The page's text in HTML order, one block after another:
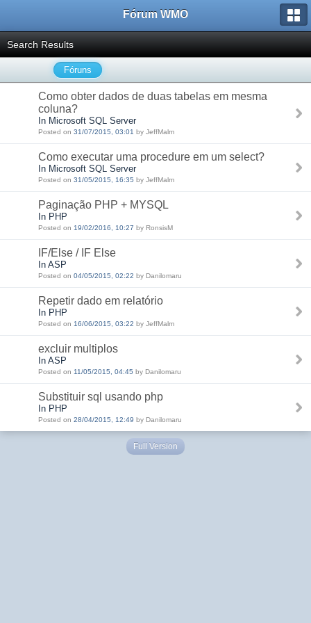
Fórum WMO
Search Results
Fóruns
Como obter dados de duas tabelas em mesma
coluna?
In Microsoft SQL Server
Posted on 31/07/2015, 03:01 by JeffMalm
Como executar uma procedure em um select?
In Microsoft SQL Server
Posted on 31/05/2015, 16:35 by JeffMalm
Paginação PHP + MYSQL
In PHP
Posted on 19/02/2016, 10:27 by RonsisM
IF/Else / IF Else
In ASP
Posted on 04/05/2015, 02:22 by Danilomaru
Repetir dado em relatório
In PHP
Posted on 16/06/2015, 03:22 by JeffMalm
excluir multiplos
In ASP
Posted on 11/05/2015, 04:45 by Danilomaru
Substituir sql usando php
In PHP
Posted on 28/04/2015, 12:49 by Danilomaru
Full Version